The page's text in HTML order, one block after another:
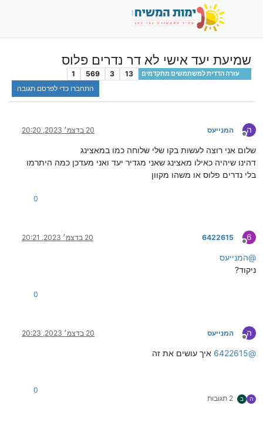
שמיעת יעד אישי לא דר נדרים פלוס
עזרה הדדית למשתמשים מתקדמים 13
3
569
1
התחברו כדי לפרסם תגובה
ה
מנותק
המנייעס 20 בדצמ׳ 2023, 20:20
שלום אני רוצה לעשות בקו שלי שלוחה כמו במאצינג
דהינו שיהיה כאילו מאצינג שאני מגדיר יעד ואני מעדכן כמה היתרמו
בלי נדרים פלוס או משהו מקוון
0
6
מנותק
6422615 20 בדצמ׳ 2023, 20:21
@המנייעס
ניקוד?
0
ה
מנותק
המנייעס 20 בדצמ׳ 2023, 20:23
@
6422615 איך עושים את זה
ה ב 2 תגובות
0